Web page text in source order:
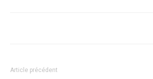
Article précédent